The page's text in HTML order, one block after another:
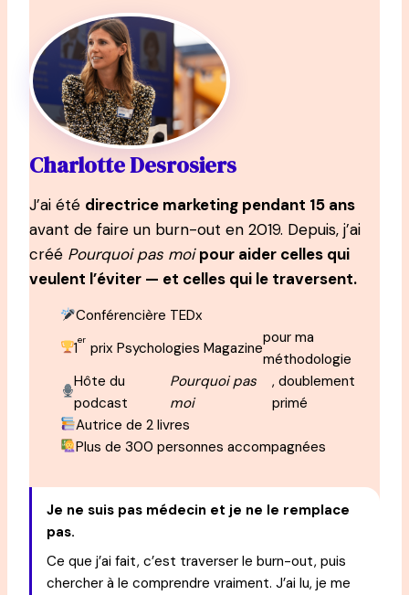
Charlotte Desrosiers
J’ai été directrice marketing pendant 15 ans
avant de faire un burn-out en 2019. Depuis, j’ai
créé Pourquoi pas moi pour aider celles qui
veulent l’éviter — et celles qui le traversent.
Conférencière TEDx
1er prix Psychologies Magazine
pour ma
méthodologie
Hôte du
podcast
Pourquoi pas
moi
, doublement
primé
Autrice de 2 livres
Plus de 300 personnes accompagnées
Je ne suis pas médecin et je ne le remplace
pas.
Ce que j’ai fait, c’est traverser le burn-out, puis
chercher à le comprendre vraiment. J’ai lu, je me